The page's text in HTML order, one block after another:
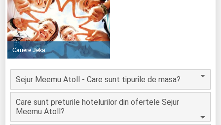
Cariere Jeka
Sejur Meemu Atoll - Care sunt tipurile de masa?
Care sunt preturile hotelurilor din ofertele Sejur
Meemu Atoll?